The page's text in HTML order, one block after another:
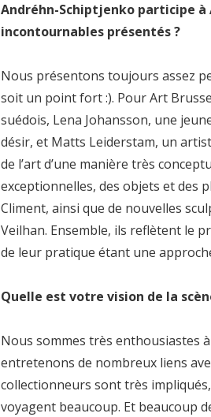
Andréhn-Schiptjenko participe à
incontournables présentés ?
Nous présentons toujours assez
soit un point fort :). Pour Art
suédois, Lena Johansson, une
désir, et Matts Leiderstam, un
de l’art d’une manière très
exceptionnelles, des objets et des
Climent, ainsi que de nouvelles
Veilhan. Ensemble, ils reflètent le
de leur pratique étant une
Quelle est votre vision de la
Nous sommes très enthousiastes
entretenons de nombreux liens
collectionneurs sont très
voyagent beaucoup. Et beaucoup